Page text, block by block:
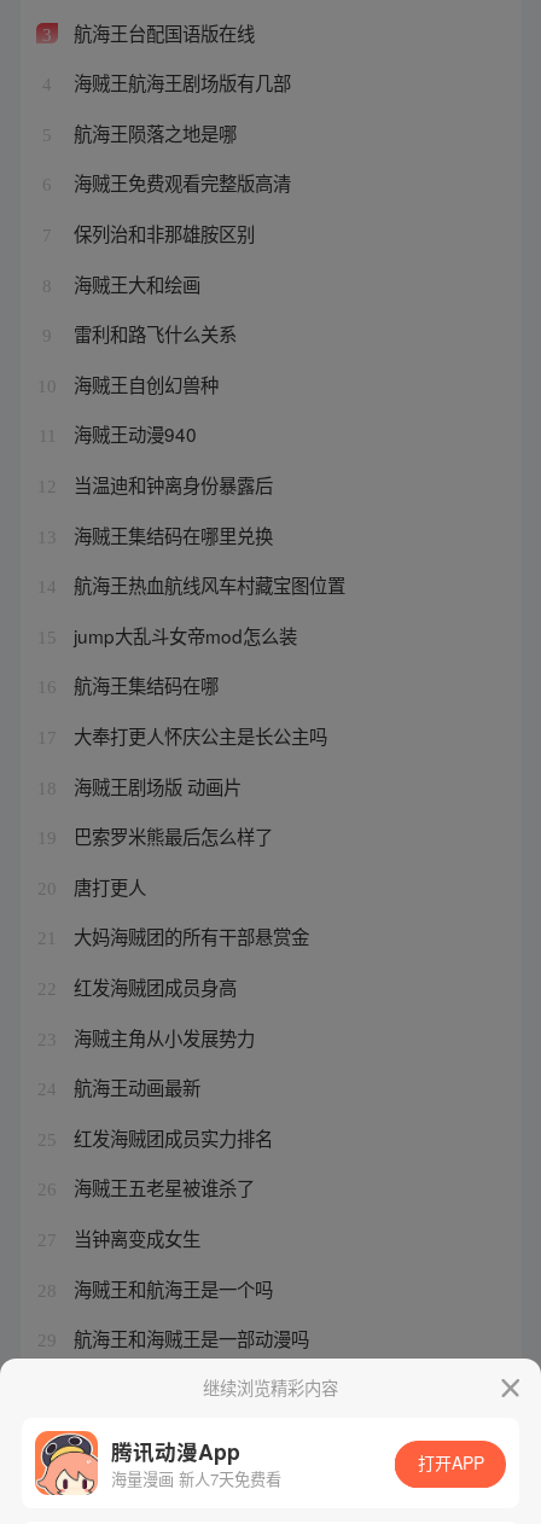
3 航海王台配国语版在线
4 海贼王航海王剧场版有几部
5 航海王陨落之地是哪
6 海贼王免费观看完整版高清
7 保列治和非那雄胺区别
8 海贼王大和绘画
9 雷利和路飞什么关系
10 海贼王自创幻兽种
海贼王动漫940
12 当温迪和钟离身份暴露后
13 海贼王集结码在哪里兑换
14 航海王热血航线风车村藏宝图位置
15 jump大乱斗女帝mod怎么装
16 航海王集结码在哪
17 大奉打更人怀庆公主是长公主吗
18 海贼王剧场版 动画片
19 巴索罗米熊最后怎么样了
20 唐打更人
21 大妈海贼团的所有干部悬赏金
22 红发海贼团成员身高
23 海贼主角从小发展势力
24 航海王动画最新
25 红发海贼团成员实力排名
26 海贼王五老星被谁杀了
27 当钟离变成女生
28 海贼王和航海王是一个吗
29 航海王和海贼王是一部动漫吗
二婶李茹和许七安的甜蜜爱情
继续浏览精彩内容
腾讯动漫App
海量漫画 新人7天免费看
打开APP